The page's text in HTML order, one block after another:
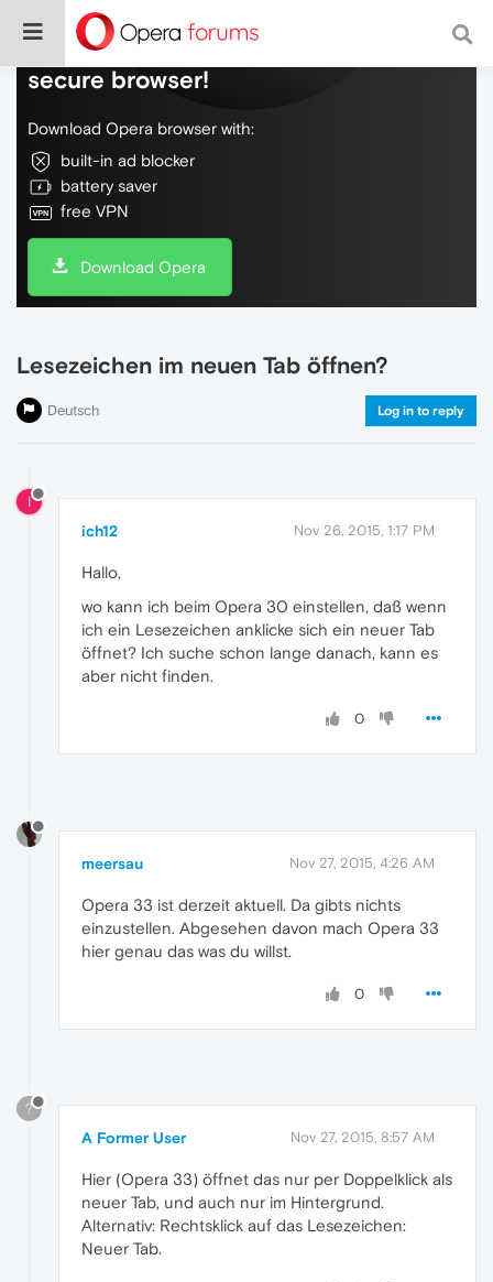
Do more on the web, with a fast and
secure browser!
Download Opera browser with:
built-in ad blocker
battery saver
free VPN
Download Opera
Lesezeichen im neuen Tab öffnen?
Deutsch Log in to reply
I
ich12 Nov 26, 2015, 1:17 PM
Hallo,
wo kann ich beim Opera 30 einstellen, daß wenn
ich ein Lesezeichen anklicke sich ein neuer Tab
öffnet? Ich suche schon lange danach, kann es
aber nicht finden.
0
meersau Nov 27, 2015, 4:26 AM
Opera 33 ist derzeit aktuell. Da gibts nichts
einzustellen. Abgesehen davon mach Opera 33
hier genau das was du willst.
0
?
A Former User Nov 27, 2015, 8:57 AM
Hier (Opera 33) öffnet das nur per Doppelklick als
neuer Tab, und auch nur im Hintergrund.
Alternativ: Rechtsklick auf das Lesezeichen:
Neuer Tab.